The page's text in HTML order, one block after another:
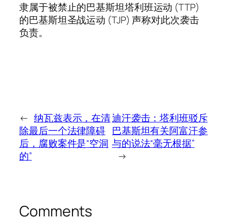
隶属于被禁止的巴基斯坦塔利班运动 (TTP)
的巴基斯坦圣战运动 (TJP) 声称对此次袭击
负责。
← 纳瓦兹表示，在清
除最后一个法律障碍
后，腐败案件是“空洞
的”
迪汗袭击：塔利班驳斥
巴基斯坦有关阿富汗参
与的说法“毫无根据”
→
Comments